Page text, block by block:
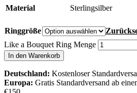
Material Sterlingsilber
Ringgröße
Like a Bouquet Ring Menge
In den Warenkorb
Deutschland: Kostenloser
Europa: Gratis Standardversand ab